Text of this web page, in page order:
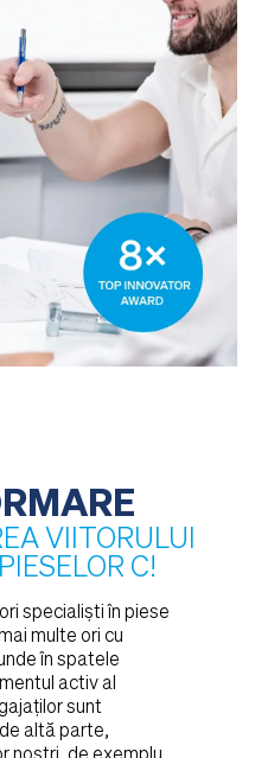
VIITORULUI
C!
specialiști în piese
multe ori cu
în spatele
activ al
sunt
altă parte,